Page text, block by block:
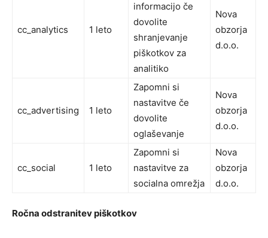
cc_analytics 1 leto
informacijo če
dovolite
shranjevanje
piškotkov za
analitiko
Nova
obzorja
d.o.o.
cc_advertising 1 leto
Zapomni si
nastavitve če
dovolite
oglaševanje
Nova
obzorja
d.o.o.
cc_social 1 leto
Zapomni si
nastavitve za
socialna omrežja
Nova
obzorja
d.o.o.
Ročna odstranitev piškotkov